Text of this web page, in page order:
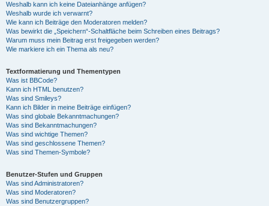
Weshalb kann ich keine Dateianhänge anfügen?
Weshalb wurde ich verwarnt?
Wie kann ich Beiträge den Moderatoren melden?
Was bewirkt die „Speichern“-Schaltfläche beim Schreiben eines Beitrags?
Warum muss mein Beitrag erst freigegeben werden?
Wie markiere ich ein Thema als neu?
Textformatierung und Thementypen
Was ist BBCode?
Kann ich HTML benutzen?
Was sind Smileys?
Kann ich Bilder in meine Beiträge einfügen?
Was sind globale Bekanntmachungen?
Was sind Bekanntmachungen?
Was sind wichtige Themen?
Was sind geschlossene Themen?
Was sind Themen-Symbole?
Benutzer-Stufen und Gruppen
Was sind Administratoren?
Was sind Moderatoren?
Was sind Benutzergruppen?